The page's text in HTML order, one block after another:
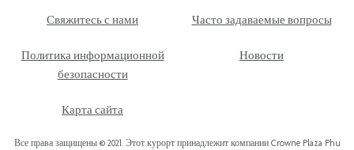
Свяжитесь с нами Часто задаваемые вопросы
Политика информационной
безопасности
Новости
Карта сайта
Все права защищены © 2021. Этот курорт принадлежит компании Crowne Plaza Phu